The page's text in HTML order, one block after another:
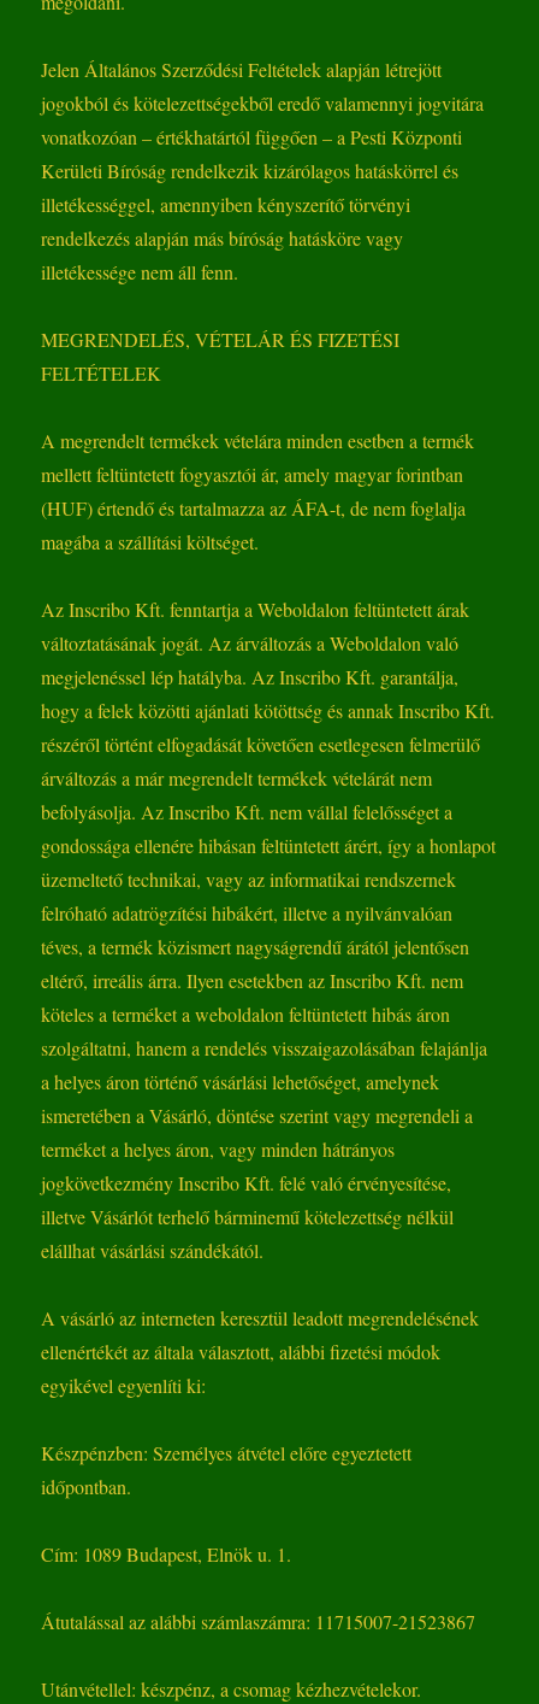
Jelen Általános Szerződési Feltételek alapján létrejött
jogokból és kötelezettségekből eredő valamennyi jogvitára
vonatkozóan – értékhatártól függően – a Pesti Központi
Kerületi Bíróság rendelkezik kizárólagos hatáskörrel és
illetékességgel, amennyiben kényszerítő törvényi
rendelkezés alapján más bíróság hatásköre vagy
illetékessége nem áll fenn.
MEGRENDELÉS, VÉTELÁR ÉS FIZETÉSI
FELTÉTELEK
A megrendelt termékek vételára minden esetben a termék
mellett feltüntetett fogyasztói ár, amely magyar forintban
(HUF) értendő és tartalmazza az ÁFA-t, de nem foglalja
magába a szállítási költséget.
Az Inscribo Kft. fenntartja a Weboldalon feltüntetett árak
változtatásának jogát. Az árváltozás a Weboldalon való
megjelenéssel lép hatályba. Az Inscribo Kft. garantálja,
hogy a felek közötti ajánlati kötöttség és annak Inscribo Kft.
részéről történt elfogadását követően esetlegesen felmerülő
árváltozás a már megrendelt termékek vételárát nem
befolyásolja. Az Inscribo Kft. nem vállal felelősséget a
gondossága ellenére hibásan feltüntetett árért, így a honlapot
üzemeltető technikai, vagy az informatikai rendszernek
felróható adatrögzítési hibákért, illetve a nyilvánvalóan
téves, a termék közismert nagyságrendű árától jelentősen
eltérő, irreális árra. Ilyen esetekben az Inscribo Kft. nem
köteles a terméket a weboldalon feltüntetett hibás áron
szolgáltatni, hanem a rendelés visszaigazolásában felajánlja
a helyes áron történő vásárlási lehetőséget, amelynek
ismeretében a Vásárló, döntése szerint vagy megrendeli a
terméket a helyes áron, vagy minden hátrányos
jogkövetkezmény Inscribo Kft. felé való érvényesítése,
illetve Vásárlót terhelő bárminemű kötelezettség nélkül
elállhat vásárlási szándékától.
A vásárló az interneten keresztül leadott megrendelésének
ellenértékét az általa választott, alábbi fizetési módok
egyikével egyenlíti ki:
Készpénzben: Személyes átvétel előre egyeztetett
időpontban.
Cím: 1089 Budapest, Elnök u. 1.
Átutalással az alábbi számlaszámra: 11715007-21523867
Utánvétellel: készpénz, a csomag kézhezvételekor.